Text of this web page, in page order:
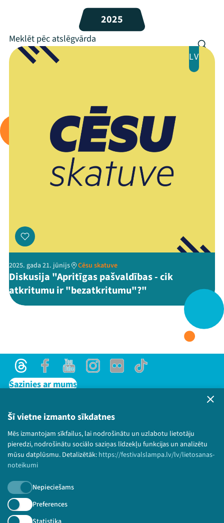
Šī vietne izmanto sīkdatnes
Mēs izmantojam sīkfailus, lai nodrošinātu un uzlabotu lietotāju
pieredzi, nodrošinātu sociālo saziņas līdzekļu funkcijas un analizētu
mūsu datplūsmu. Detalizētāk: https://festivalslampa.lv/lv/lietosanas-
noteikumi
Nepieciešams
Preferences
Festivāls
Jaunumi
Ziedo
Veikals
ThreadsFacebookYoutube
X Instagram
Flick TikTok
2025
LV
2025. gada 21. jūnijs Cēsu skatuve
Diskusija "Apritīgas pašvaldības - cik
atkritumu ir "bezatkritumu"?"
ThreadsFacebookYoutubeInstagram
Flick TikTok
Sazinies ar mums
Lietošanas noteikumi un sīkdatņu politika
Bērnu aizsardzības politika
© 2026 Sarunu festivāls LAMPA Visas tiesības
paturētas.
Piesakies jaunumiem!